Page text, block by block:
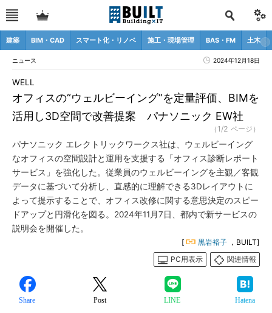
建築 BIM・CAD スマート化・リノベ 施工・現場管理 BAS・FM 土木
ニュース 2024年12月18日
オフィスの“ウェルビーイング”を定量評価、BIMを
活用し3D空間で改善提案 パナソニック EW社
WELL
（1/2 ページ）
パナソニック エレクトリックワークス社は、ウェルビーイング
なオフィスの空間設計と運用を支援する「オフィス診断レポート
サービス」を強化した。従業員のウェルビーイングを主観／客観
データに基づいて分析し、直感的に理解できる3Dレイアウトに
よって提示することで、オフィス改修に関する意思決定のスピー
ドアップと円滑化を図る。2024年11月7日、都内で新サービスの
説明会を開催した。
[ 黒岩裕子 ，BUILT]
PC用表示
関連情報
Share Post LINE Hatena